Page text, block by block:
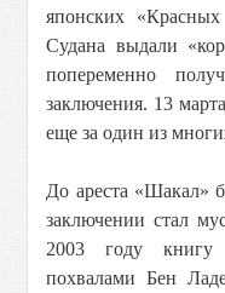
японских
Судана выдали
попеременно
заключения. 13
еще за один из
До ареста «Шакал»
заключении стал
2003 году
похвалами Бен